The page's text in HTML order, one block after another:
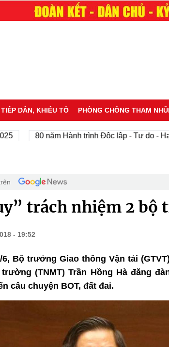
TIẾP DÂN, KHIẾU TỐ PHÒNG CHỐNG THAM
80 năm Hành trình Độc lập - Tự do - Hạnh
trách nhiệm 2 bộ
- 19:52
6, Bộ trưởng Giao thông Vận tải
(TNMT) Trần Hồng Hà đăng
câu chuyện BOT, đất đai.